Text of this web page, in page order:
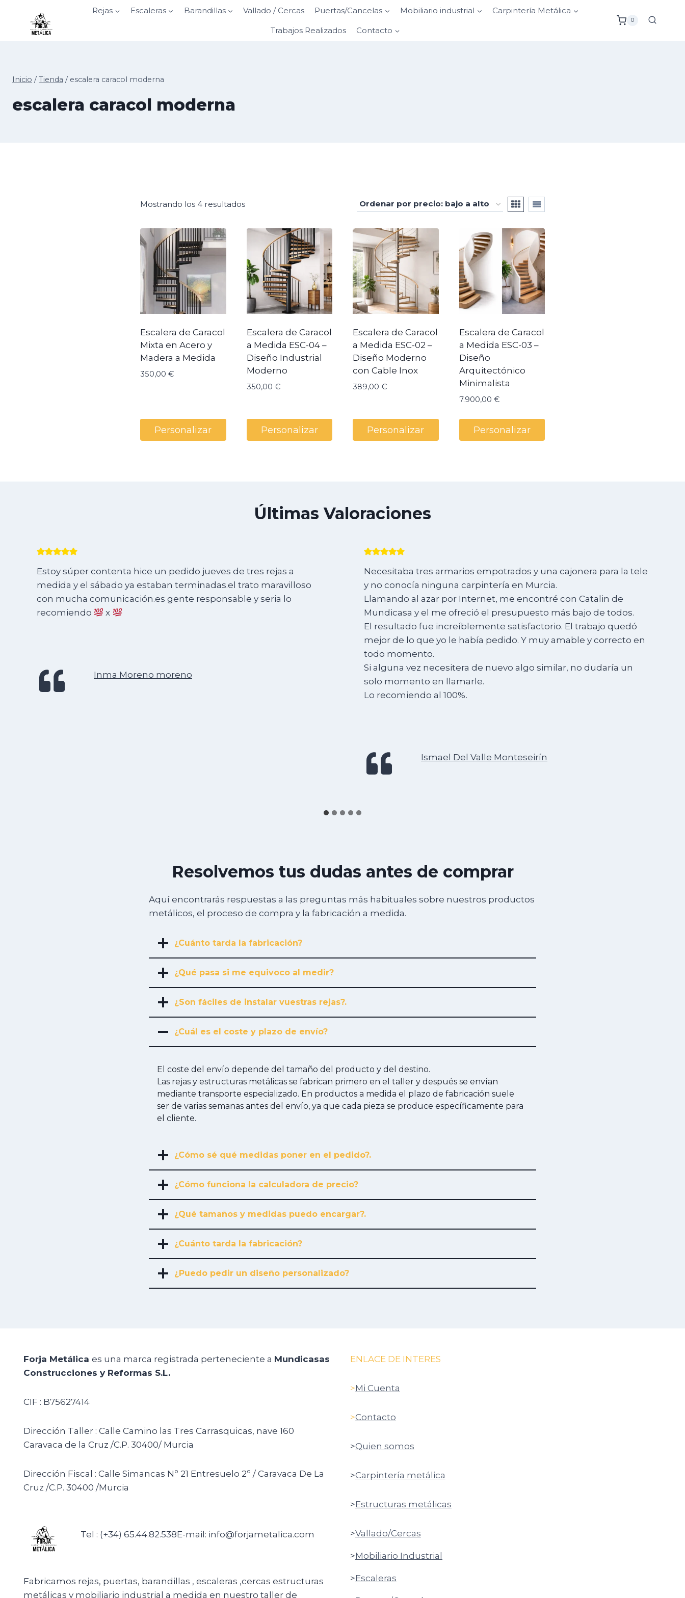
contenido
Rejas Escaleras Barandillas Vallado / Cercas Puertas/Cancelas Mobiliario industrial Carpintería Metálica
Trabajos Realizados Contacto
0
Inicio / Tienda / escalera caracol moderna
escalera caracol moderna
Mostrando los 4 resultadosOrdenado
precio:
a
alto
Escalera de Caracol
Mixta en Acero y
Madera a Medida
350,00 €
Personalizar
Escalera de Caracol
a Medida ESC-04 –
Diseño Industrial
Moderno
350,00 €
Personalizar
Escalera de Caracol
a Medida ESC-02 –
Diseño Moderno
con Cable Inox
389,00 €
Personalizar
Escalera de Caracol
a Medida ESC-03 –
Diseño
Arquitectónico
Minimalista
7.900,00 €
Personalizar
Últimas Valoraciones
Estoy súper contenta hice un pedido jueves de tres rejas a
medida y el sábado ya estaban terminadas.el trato maravilloso
con mucha comunicación.es gente responsable y seria lo
recomiendo
x
Inma Moreno moreno
Necesitaba tres armarios empotrados y una cajonera para la tele
y no conocía ninguna carpintería en Murcia.
Llamando al azar por Internet, me encontré con Catalin de
Mundicasa y el me ofreció el presupuesto más bajo de todos.
El resultado fue increíblemente satisfactorio. El trabajo quedó
mejor de lo que yo le había pedido. Y muy amable y correcto en
todo momento.
Si alguna vez necesitera de nuevo algo similar, no dudaría un
solo momento en llamarle.
Lo recomiendo al 100%.
Ismael Del Valle Monteseirín
Resolvemos tus dudas antes de comprar
Aquí encontrarás respuestas a las preguntas más habituales sobre nuestros productos
metálicos, el proceso de compra y la fabricación a medida.
¿Cuánto tarda la fabricación?
¿Qué pasa si me equivoco al medir?
¿Son fáciles de instalar vuestras rejas?.
¿Cuál es el coste y plazo de envío?
El coste del envío depende del tamaño del producto y del destino.
Las rejas y estructuras metálicas se fabrican primero en el taller y después se envían
mediante transporte especializado. En productos a medida el plazo de fabricación suele
ser de varias semanas antes del envío, ya que cada pieza se produce específicamente para
el cliente.
¿Cómo sé qué medidas poner en el pedido?.
¿Cómo funciona la calculadora de precio?
¿Qué tamaños y medidas puedo encargar?.
¿Cuánto tarda la fabricación?
¿Puedo pedir un diseño personalizado?
Forja Metálica es una marca registrada perteneciente a Mundicasas
Construcciones y Reformas S.L.
CIF : B75627414
Dirección Taller : Calle Camino las Tres Carrasquicas, nave 160
Caravaca de la Cruz /C.P. 30400/ Murcia
Dirección Fiscal : Calle Simancas Nº 21 Entresuelo 2º / Caravaca De La
Cruz /C.P. 30400 /Murcia
Tel : (+34) 65.44.82.538E-mail: info@forjametalica.com
Fabricamos rejas, puertas, barandillas , escaleras ,cercas estructuras
metálicas y mobiliario industrial a medida en nuestro taller de
ENLACE DE INTERES
>Mi Cuenta
>Contacto
>Quien somos
>Carpintería metálica
>Estructuras metálicas
>Vallado/Cercas
>Mobiliario Industrial
>Escaleras